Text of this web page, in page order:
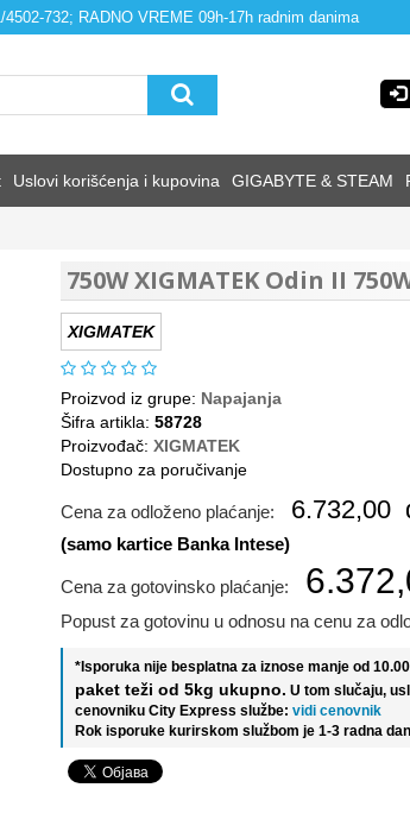
732; RADNO VREME 09h-17h radnim danima
Uslovi korišćenja i kupovina GIGABYTE & STEAM
750W XIGMATEK Odin II
XIGMATEK
Proizvod iz grupe: Napajanja
Šifra artikla: 58728
Proizvođač: XIGMATEK
Dostupno za poručivanje
Cena za odloženo plaćanje: 6.732,00
(samo kartice Banka Intese)
Cena za gotovinsko plaćanje:
Popust za gotovinu u odnosu na cenu za
*Isporuka nije besplatna za iznose manje od
paket teži od 5kg ukupno. U tom slučaju,
cenovniku City Express službe: vidi cenovnik
Rok isporuke kurirskom službom je 1-3 radna